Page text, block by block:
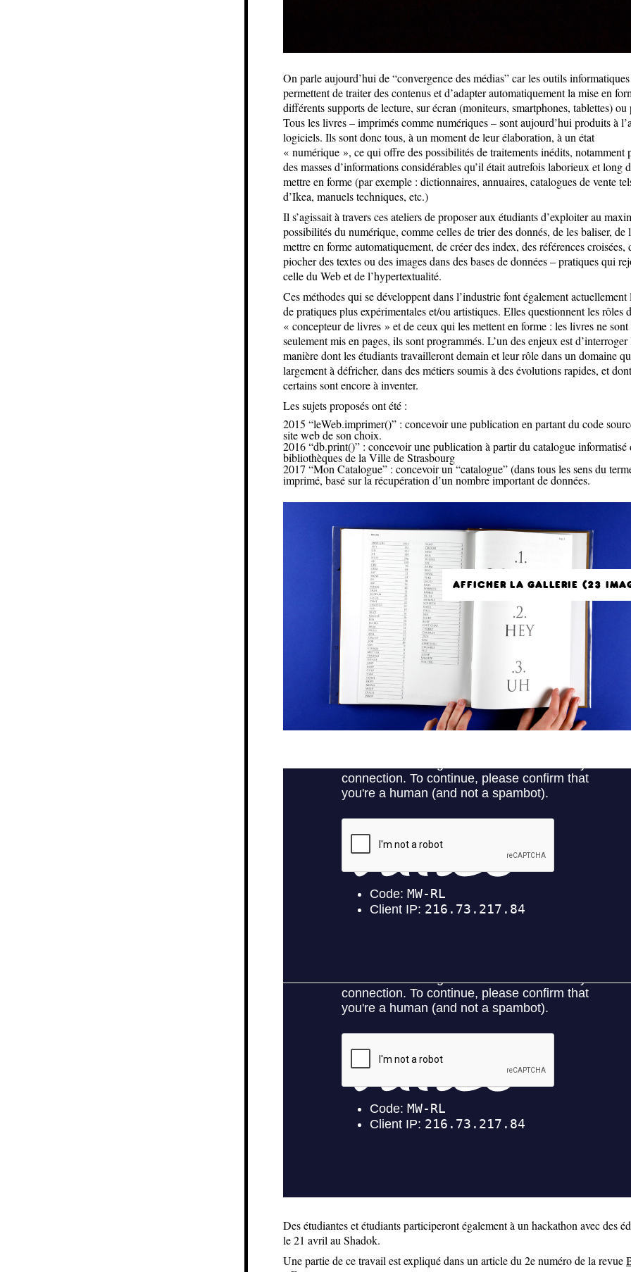
On parle aujourd’hui de “convergence des médias” car les outils informatiques
permettent de traiter des contenus et d’adapter automatiquement la mise en
différents supports de lecture, sur écran (moniteurs, smartphones, tablettes) ou
Tous les livres – imprimés comme numériques – sont aujourd’hui produits à
logiciels. Ils sont donc tous, à un moment de leur élaboration, à un état
« numérique », ce qui offre des possibilités de traitements inédits, notamment
des masses d’informations considérables qu’il était autrefois laborieux et long
mettre en forme (par exemple : dictionnaires, annuaires, catalogues de vente
d’Ikea, manuels techniques, etc.)
Il s’agissait à travers ces ateliers de proposer aux étudiants d’exploiter au
possibilités du numérique, comme celles de trier des donnés, de les baliser, de
mettre en forme automatiquement, de créer des index, des références croisées,
piocher des textes ou des images dans des bases de données – pratiques qui
celle du Web et de l’hypertextualité.
Ces méthodes qui se développent dans l’industrie font également actuellement
de pratiques plus expérimentales et/ou artistiques. Elles questionnent les rôles
« concepteur de livres » et de ceux qui les mettent en forme : les livres ne
seulement mis en pages, ils sont programmés. L’un des enjeux est d’interroger
manière dont les étudiants travailleront demain et leur rôle dans un domaine
largement à défricher, dans des métiers soumis à des évolutions rapides, et dont
certains sont encore à inventer.
Les sujets proposés ont été :
2015 “leWeb.imprimer()” : concevoir une publication en partant du code
site web de son choix.
2016 “db.print()” : concevoir une publication à partir du catalogue informatisé
bibliothèques de la Ville de Strasbourg
2017 “Mon Catalogue” : concevoir un “catalogue” (dans tous les sens du
imprimé, basé sur la récupération d’un nombre important de données.
AFFICHER LA GALLERIE (23
Des étudiantes et étudiants participeront également à un hackathon avec des
le 21 avril au Shadok.
Une partie de ce travail est expliqué dans un article du 2e numéro de la revue